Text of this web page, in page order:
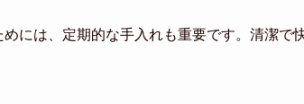
には、定期的な手入れも重要です。清潔で